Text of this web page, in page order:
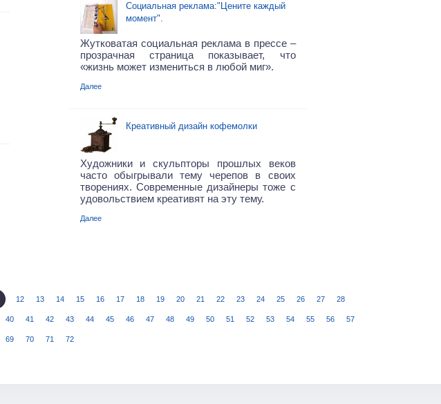
Cоциальная реклама:"Цените каждый
момент".
Жутковатая социальная реклама в прессе –
прозрачная страница показывает, что
«жизнь может измениться в любой миг».
Далее
Креативный дизайн кофемолки
Художники и скульпторы прошлых веков
часто обыгрывали тему черепов в своих
творениях. Современные дизайнеры тоже с
удовольствием креативят на эту тему.
Далее
12 13 14 15 16 17 18 19 20 21 22 23 24 25 26 27 28
40 41 42 43 44 45 46 47 48 49 50 51 52 53 54 55 56 57
69 70 71 72